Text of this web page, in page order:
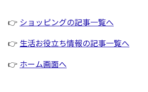
👉 ショッピングの記事一覧へ
👉 生活お役立ち情報の記事一覧へ
👉 ホーム画面へ